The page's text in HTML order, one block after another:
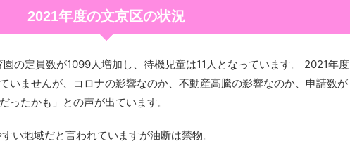
2021年度の文京区の状況
の定員数が1099人増加し、待機児童は11人となっています。 2021年度
いませんが、コロナの影響なのか、不動産高騰の影響なのか、申請数が
ったかも」との声が出ています。
い地域だと言われていますが油断は禁物。